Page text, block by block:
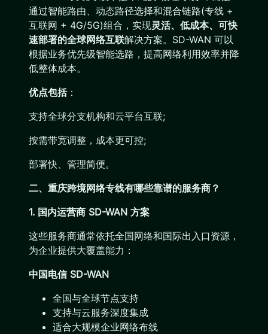
通过智能路由、动态路径选择和混合链路(专线 +
互联网 + 4G/5G)组合，实现灵活、低成本、可快
速部署的全球网络互联解决方案。SD-WAN 可以
根据业务优先级智能选路，提高网络利用效率并降
低整体成本。
优点包括：
支持全球分支机构和云平台互联;
按需带宽调整，成本更可控;
部署快、管理简便。
二、重庆跨境网络专线有哪些靠谱的服务商？
1. 国内运营商 SD-WAN 方案
这些服务商通常依托全国网络和国际出入口资源，
为企业提供大覆盖能力：
中国电信 SD-WAN
全国与全球节点支持
支持与云服务深度集成
适合大规模企业网络布线